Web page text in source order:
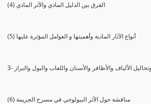
(4) الفرق بين الدليل المادي والآثر المادي
(5) أنواع الآثار المادية وأهميتها و العوامل المؤثرة عليها
وتحاليل الألياف والأظافر والأسنان واللعاب والبول والبراز
(6) مناقشة حول الآثر البيولوجي في مسرح الجريمة